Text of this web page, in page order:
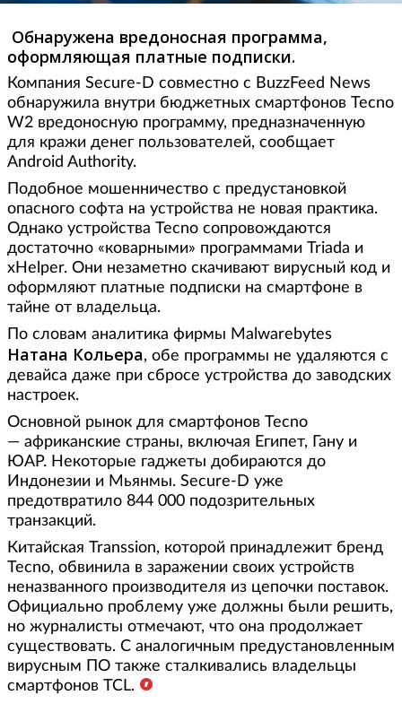
Обнаружена вредоносная программа,
оформляющая платные подписки.
Компания Secure-D совместно с BuzzFeed News
обнаружила внутри бюджетных смартфонов Tecno
W2 вредоносную программу, предназначенную
для кражи денег пользователей, сообщает
Android Authority.
Подобное мошенничество с предустановкой
опасного софта на устройства не новая практика.
Однако устройства Tecno сопровождаются
достаточно «коварными» программами Triada и
xHelper. Они незаметно скачивают вирусный код и
оформляют платные подписки на смартфоне в
тайне от владельца.
По словам аналитика фирмы Malwarebytes
Натана Кольера, обе программы не удаляются с
девайса даже при сбросе устройства до заводских
настроек.
Основной рынок для смартфонов Tecno
— африканские страны, включая Египет, Гану и
ЮАР. Некоторые гаджеты добираются до
Индонезии и Мьянмы. Secure-D уже
предотвратило 844 000 подозрительных
транзакций.
Китайская Transsion, которой принадлежит бренд
Tecno, обвинила в заражении своих устройств
неназванного производителя из цепочки поставок.
Официально проблему уже должны были решить,
но журналисты отмечают, что она продолжает
существовать. С аналогичным предустановленным
вирусным ПО также сталкивались владельцы
смартфонов TCL.